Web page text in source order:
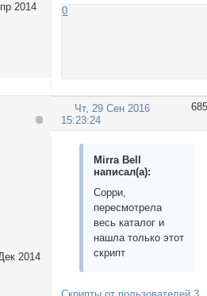
2014
0
685
Чт, 29 Сен 2016
15:23:24
2014
Mirra Bell
написал(а):
Сорри,
пересмотрела
весь каталог и
нашла только этот
скрипт